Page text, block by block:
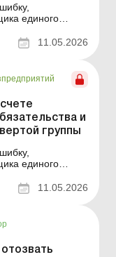
единого
Баланс-Агро
11.05.2026
и
группы
единого
Ошибки в
(далее – ЕН)
11.05.2026